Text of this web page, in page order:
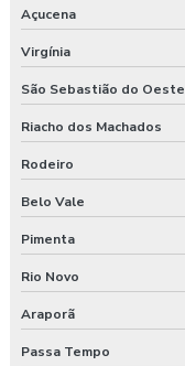
Açucena
Virgínia
São Sebastião do Oeste
Riacho dos Machados
Rodeiro
Belo Vale
Pimenta
Rio Novo
Araporã
Passa Tempo